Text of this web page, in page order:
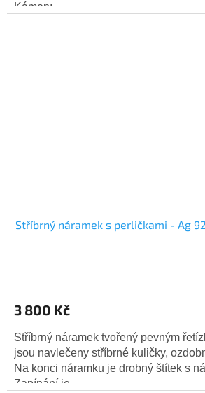
Kámen:...
Stříbrný náramek s perličkami - Ag
3 800 Kč
Stříbrný náramek tvořený pevným
jsou navlečeny stříbrné kuličky,
Na konci náramku je drobný štítek s
Zapínání je...